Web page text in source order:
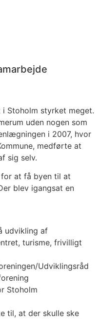
i Stoholm styrket meget.
uden nogen som
i 2007, hvor
medførte at
sig selv.
at få byen til at
blev igangsat en
udvikling af
turisme, frivilligt
Udviklingsråd
Stoholm
til, at der skulle ske